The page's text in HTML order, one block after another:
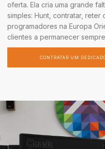
oferta. Ela cria uma grande
simples: Hunt, contratar, reter
programadores na Europa
clientes a permanecer
CONTRATAR UM